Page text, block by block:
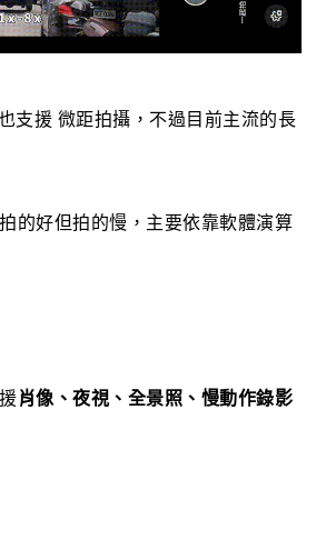
支援 微距拍攝，不過目前主流的長
的好但拍的慢，主要依靠軟體演算
肖像、夜視、全景照、慢動作錄影